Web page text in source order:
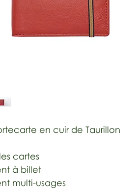
en cuir de Taurillon
cartes
à billet
multi-usages